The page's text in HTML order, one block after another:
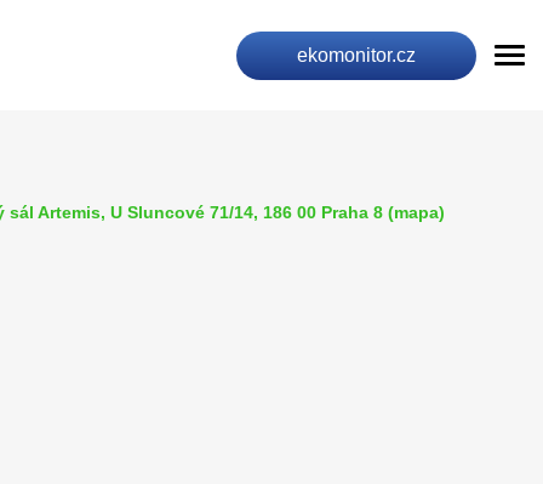
ekomonitor.cz
Artemis, U Sluncové 71/14, 186 00 Praha 8 (mapa)